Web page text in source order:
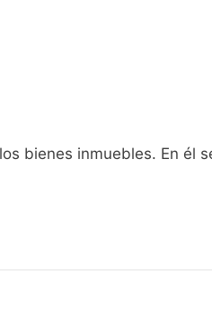
bienes inmuebles. En él